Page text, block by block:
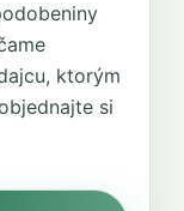
ktorým
si